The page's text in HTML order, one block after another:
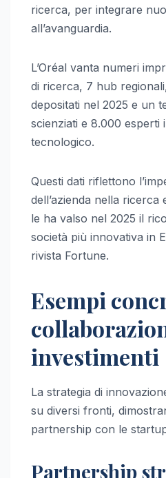
ricerca, per integrare
all’avanguardia.
L’Oréal vanta numeri
di ricerca, 7 hub
depositati nel 2025 e un
scienziati e 8.000 esperti
tecnologico.
Questi dati riflettono
dell’azienda nella
le ha valso nel 2025 il
società più innovativa in
rivista Fortune.
Esempi
investimenti
La strategia di
su diversi fronti,
partnership con le
Partnership